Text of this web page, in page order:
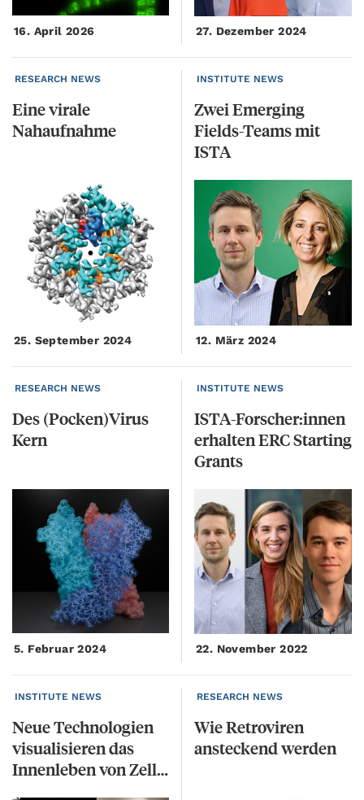
16. April 2026 27. Dezember 2024
RESEARCH NEWS
Einevirale
Nahaufnahme
25. September 2024
INSTITUTE NEWS
Zwei Emerging
Fields-Teams mit
ISTA
12. März 2024
RESEARCH NEWS
Des(Pocken)Virus
Kern
5. Februar 2024
INSTITUTE NEWS
ISTA-Forscher:innen
erhalten ERC Starting
Grants
22. November 2022
INSTITUTE NEWS
Neue Technologien
visualisieren das
Innenleben von Zellen
RESEARCH NEWS
WieRetroviren
ansteckendwerden